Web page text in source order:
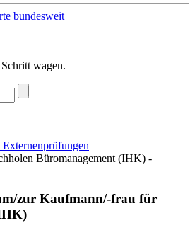
bundesweit
wagen.
Büromanagement (IHK) -
zur Kaufmann/-frau für